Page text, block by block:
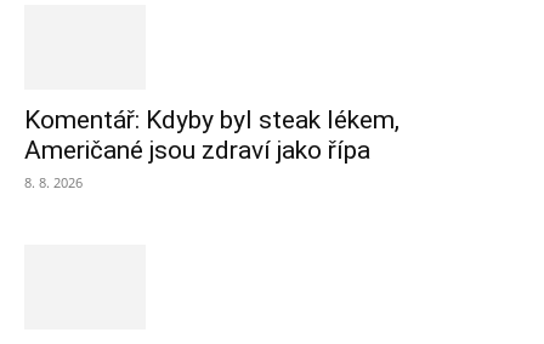
Komentář: Kdyby byl steak lékem,
Američané jsou zdraví jako řípa
8. 8. 2026